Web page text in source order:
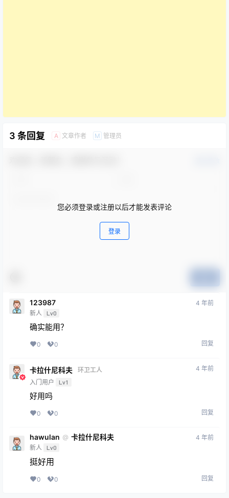
3 条回复 A 文章作者 M 管理员
您必须登录或注册以后才能发表评论
登录
123987
新人 Lv0
4 年前
确实能用？
0 0 回复
卡拉什尼科夫
环卫工人
入门用户
Lv1
4 年前
好用吗
0 0 回复
hawulan @ 卡拉什尼科夫
新人 Lv0
4 年前
挺好用
0 0 回复